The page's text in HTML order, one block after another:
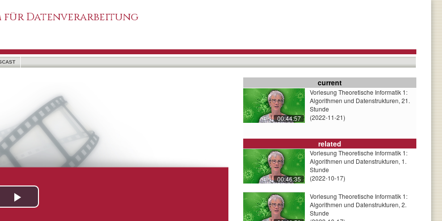
für Datenverarbeitung
current
00:44:57
Vorlesung Theoretische Informatik 1:
Algorithmen und Datenstrukturen, 21.
Stunde
(2022-11-21)
related
00:46:35
Vorlesung Theoretische Informatik 1:
Algorithmen und Datenstrukturen, 1.
Stunde
(2022-10-17)
Vorlesung Theoretische Informatik 1:
Algorithmen und Datenstrukturen, 2.
Stunde